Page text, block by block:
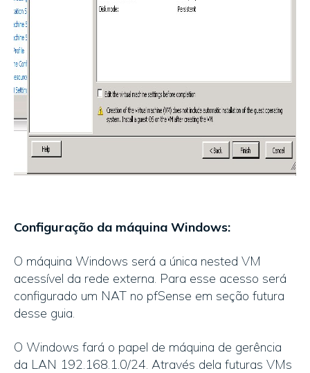
Configuração da máquina Windows:
O máquina Windows será a única nested VM
acessível da rede externa. Para esse acesso será
configurado um NAT no pfSense em seção futura
desse guia.
O Windows fará o papel de máquina de gerência
da LAN 192.168.1.0/24. Através dela futuras VMs